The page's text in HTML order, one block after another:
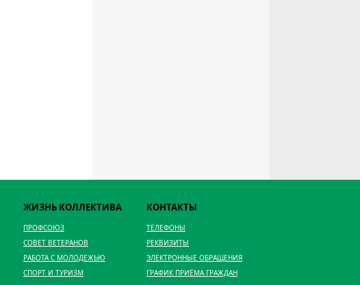
ЖИЗНЬ КОЛЛЕКТИВА
ПРОФСОЮЗ
СОВЕТ ВЕТЕРАНОВ
РАБОТА С МОЛОДЕЖЬЮ
СПОРТ И ТУРИЗМ
КОНТАКТЫ
ТЕЛЕФОНЫ
РЕКВИЗИТЫ
ЭЛЕКТРОННЫЕ ОБРАЩЕНИЯ
ГРАФИК ПРИЁМА ГРАЖДАН